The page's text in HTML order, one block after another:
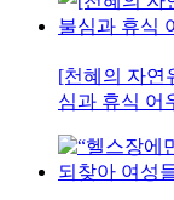
[천혜의 자연
심과 휴식 어